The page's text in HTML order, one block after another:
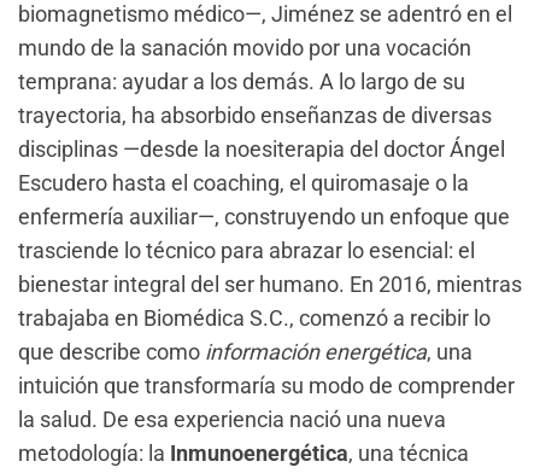
biomagnetismo médico—, Jiménez se adentró en el
mundo de la sanación movido por una vocación
temprana: ayudar a los demás. A lo largo de su
trayectoria, ha absorbido enseñanzas de diversas
disciplinas —desde la noesiterapia del doctor Ángel
Escudero hasta el coaching, el quiromasaje o la
enfermería auxiliar—, construyendo un enfoque que
trasciende lo técnico para abrazar lo esencial: el
bienestar integral del ser humano. En 2016, mientras
trabajaba en Biomédica S.C., comenzó a recibir lo
que describe como información energética, una
intuición que transformaría su modo de comprender
la salud. De esa experiencia nació una nueva
metodología: la Inmunoenergética, una técnica